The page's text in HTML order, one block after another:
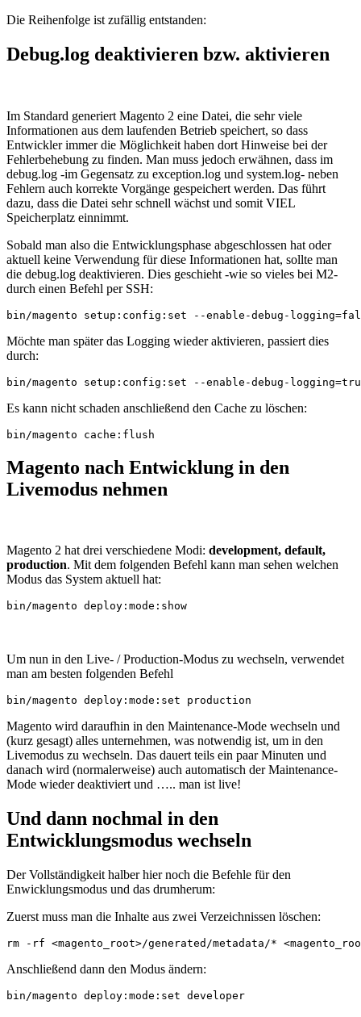
Die Reihenfolge ist zufällig entstanden:
Debug.log deaktivieren bzw. aktivieren
Im Standard generiert Magento 2 eine Datei, die sehr viele
Informationen aus dem laufenden Betrieb speichert, so dass
Entwickler immer die Möglichkeit haben dort Hinweise bei der
Fehlerbehebung zu finden. Man muss jedoch erwähnen, dass im
debug.log -im Gegensatz zu exception.log und system.log- neben
Fehlern auch korrekte Vorgänge gespeichert werden. Das führt
dazu, dass die Datei sehr schnell wächst und somit VIEL
Speicherplatz einnimmt.
Sobald man also die Entwicklungsphase abgeschlossen hat oder
aktuell keine Verwendung für diese Informationen hat, sollte man
die debug.log deaktivieren. Dies geschieht -wie so vieles bei M2-
durch einen Befehl per SSH:
bin/magento setup:config:set --enable-debug-
Möchte man später das Logging wieder aktivieren, passiert dies
durch:
bin/magento setup:config:set --enable-debug-
Es kann nicht schaden anschließend den Cache zu löschen:
bin/magento cache:flush
Magento nach Entwicklung in den
Livemodus nehmen
Magento 2 hat drei verschiedene Modi: development, default,
production. Mit dem folgenden Befehl kann man sehen welchen
Modus das System aktuell hat:
bin/magento deploy:mode:show
Um nun in den Live- / Production-Modus zu wechseln, verwendet
man am besten folgenden Befehl
bin/magento deploy:mode:set production
Magento wird daraufhin in den Maintenance-Mode wechseln und
(kurz gesagt) alles unternehmen, was notwendig ist, um in den
Livemodus zu wechseln. Das dauert teils ein paar Minuten und
danach wird (normalerweise) auch automatisch der Maintenance-
Mode wieder deaktiviert und ….. man ist live!
Und dann nochmal in den
Entwicklungsmodus wechseln
Der Vollständigkeit halber hier noch die Befehle für den
Enwicklungsmodus und das drumherum:
Zuerst muss man die Inhalte aus zwei Verzeichnissen löschen:
rm -rf <magento_root>/generated/metadata/*
Anschließend dann den Modus ändern:
bin/magento deploy:mode:set developer